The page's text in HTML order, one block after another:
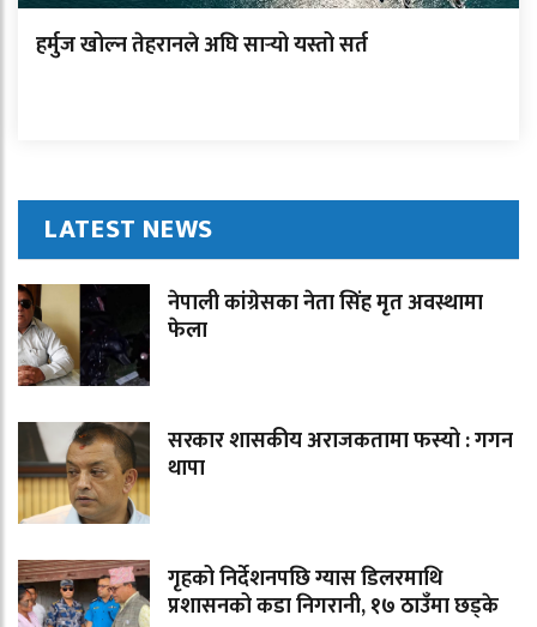
हर्मुज खोल्न तेहरानले अघि सार्‍यो यस्तो सर्त
LATEST NEWS
नेपाली कांग्रेसका नेता सिंह मृत अवस्थामा
फेला
सरकार शासकीय अराजकतामा फस्यो : गगन
थापा
गृहको निर्देशनपछि ग्यास डिलरमाथि
प्रशासनको कडा निगरानी, १७ ठाउँमा छड्के